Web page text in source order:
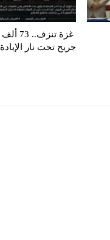
جريح تحت نار الإبادة